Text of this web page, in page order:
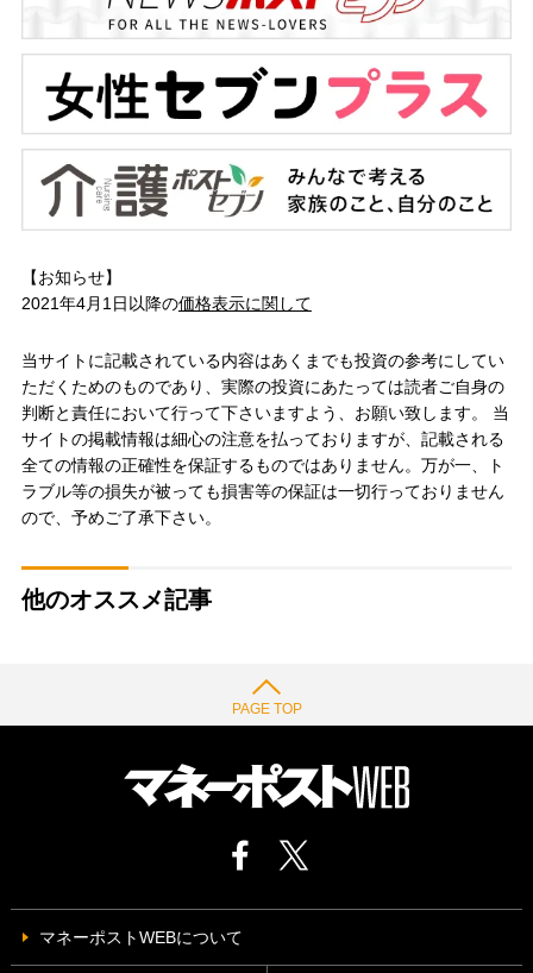
【お知らせ】
2021年4月1日以降の価格表示に関して
当サイトに記載されている内容はあくまでも投資の参考にしてい
ただくためのものであり、実際の投資にあたっては読者ご自身の
判断と責任において行って下さいますよう、お願い致します。 当
サイトの掲載情報は細心の注意を払っておりますが、記載される
全ての情報の正確性を保証するものではありません。万が一、ト
ラブル等の損失が被っても損害等の保証は一切行っておりません
ので、予めご了承下さい。
他のオススメ記事
PAGE TOP
マネーポストWEBについて